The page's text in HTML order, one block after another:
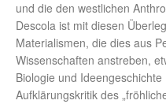
und die den westlichen
Descola ist mit diesen
Materialismen, die dies aus
Wissenschaften anstreben,
Biologie und
Aufklärungskritik des